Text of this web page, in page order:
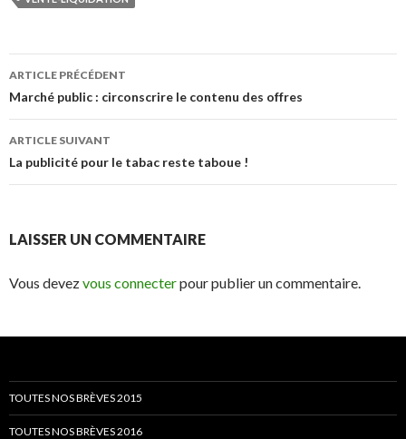
Navigation
des
articles
ARTICLE PRÉCÉDENT
Marché public : circonscrire le contenu des offres
ARTICLE SUIVANT
La publicité pour le tabac reste taboue !
LAISSER UN COMMENTAIRE
Vous devezvous connecterpour publier un commentaire.
TOUTES NOS BRÈVES 2015
TOUTES NOS BRÈVES 2016